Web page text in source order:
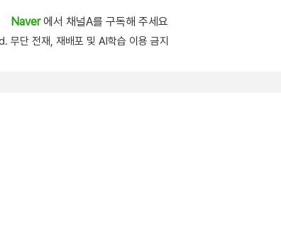
Naver에서 채널A를 구독해 주세요
전재, 재배포 및 AI학습 이용 금지